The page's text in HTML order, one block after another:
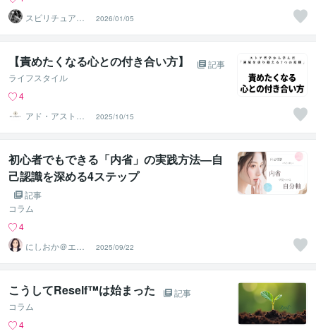
スピリチュアリ
ストHimica ヒミ
カ♫
2026/01/05
【責めたくなる心との付き合い方】
記事
ライフスタイル
4
アド・アストラ
ワークス
2025/10/15
初心者でもできる「内省」の実践方法―自
己認識を深める4ステップ
記事
コラム
4
にしおか＠エン
パワメントカウ
ンセラー
2025/09/22
こうしてReself™は始まった
記事
コラム
4